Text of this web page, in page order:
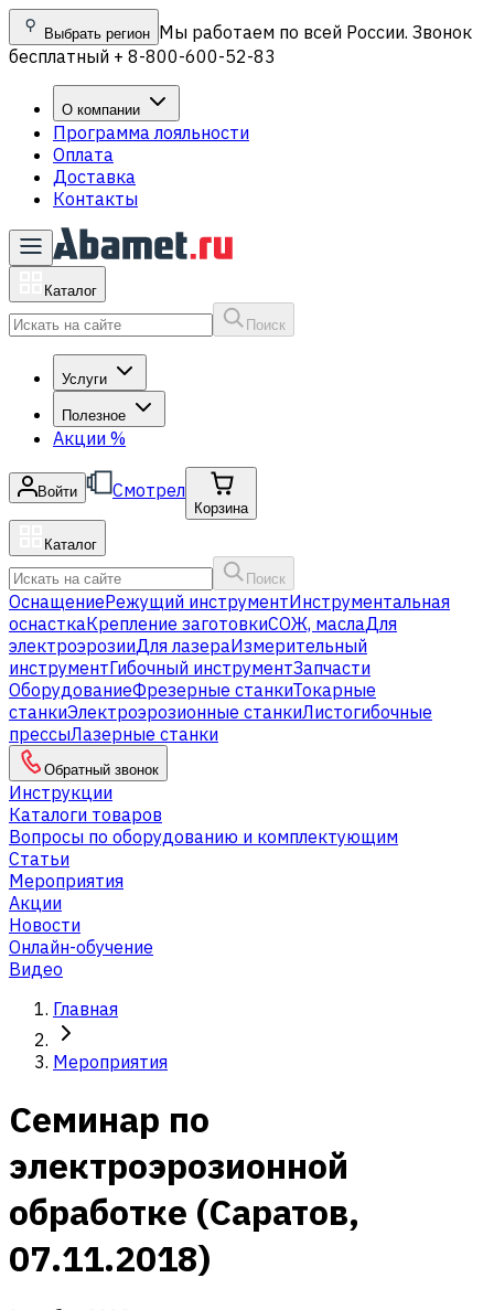
Выбрать регион Мы работаем по всей России. Звонок
бесплатный + 8-800-600-52-83
О компании
Программа лояльности
Оплата
Доставка
Контакты
Каталог
Поиск
Услуги
Полезное
Акции %
Войти Смотрел
Корзина
Каталог
Поиск
ОснащениеРежущий инструментИнструментальная
оснасткаКрепление заготовкиСОЖ, маслаДля
электроэрозииДля лазераИзмерительный
инструментГибочный инструментЗапчасти
ОборудованиеФрезерные станкиТокарные
станкиЭлектроэрозионные станкиЛистогибочные
прессыЛазерные станки
Обратный звонок
Инструкции
Каталоги товаров
Вопросы по оборудованию и комплектующим
Статьи
Мероприятия
Акции
Новости
Онлайн-обучение
Видео
Главная
Мероприятия
Семинар по
электроэрозионной
обработке (Саратов,
07.11.2018)